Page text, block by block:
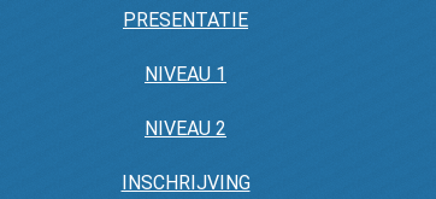
PRESENTATIE
NIVEAU 1
NIVEAU 2
INSCHRIJVING